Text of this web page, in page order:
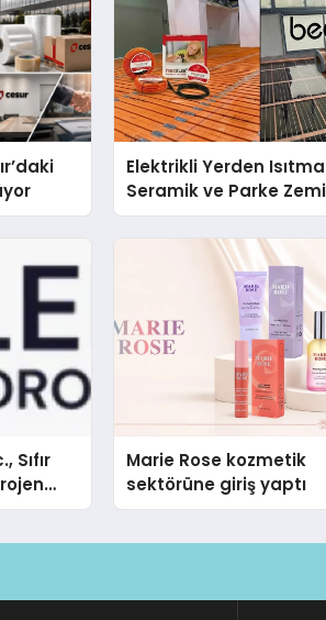
Elektrikli Yerden Isıtma
Seramik ve Parke
En Verimli Çözümler
Sıfır
ve
Marie Rose kozmetik
sektörüne giriş yaptı